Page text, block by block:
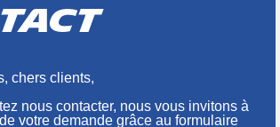
chers clients,
nous contacter, nous vous invitons à
votre demande grâce au formulaire